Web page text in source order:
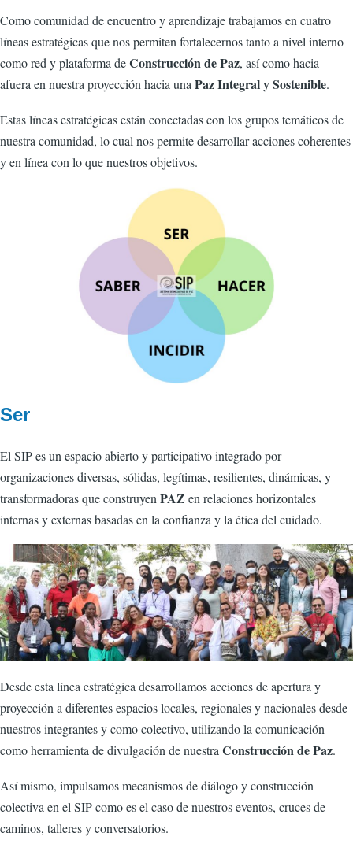
Como comunidad de encuentro y aprendizaje trabajamos en cuatro
líneas estratégicas que nos permiten fortalecernos tanto a nivel interno
como red y plataforma deConstrucción de Paz, así como hacia
afuera en nuestra proyección hacia una Paz Integral y Sostenible.
Estas líneas estratégicas están conectadas con los grupos temáticos de
nuestra comunidad, lo cual nos permite desarrollar acciones coherentes
y en línea con lo que nuestros objetivos.
Ser
El SIP es un espacio abierto y participativo integrado por
organizaciones diversas, sólidas, legítimas, resilientes, dinámicas, y
transformadoras que construyen PAZ en relaciones horizontales
internas y externas basadas en la confianza y la ética del cuidado.
Desde esta línea estratégica desarrollamos acciones de apertura y
proyección a diferentes espacios locales, regionales y nacionales desde
nuestros integrantes y como colectivo, utilizando la comunicación
como herramienta de divulgación de nuestraConstrucción de Paz.
Así mismo, impulsamos mecanismos de diálogo y construcción
colectiva en el SIP como es el caso de nuestros eventos, cruces de
caminos, talleres y conversatorios.